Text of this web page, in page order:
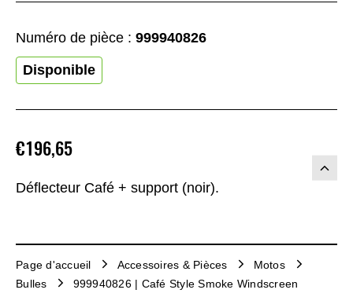
Déflecteur Café + support (noir).
€196,65
Numéro de pièce : 999940826
Disponible
Page d'accueil Accessoires & Pièces
Motos
Bulles
999940826 | Café Style Smoke Windscreen